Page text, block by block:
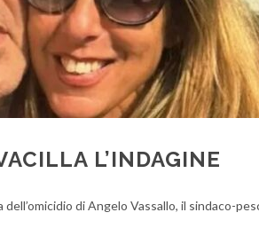
L’INDAGINE
dell’omicidio di Angelo Vassallo, il sindaco-